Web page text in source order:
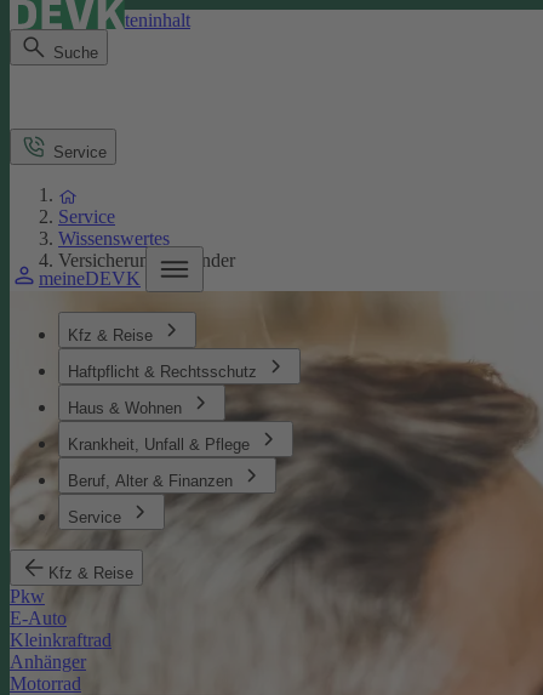
Direkt zum Seiteninhalt
Suche
meineDEVK
Kfz & Reise
Haftpflicht & Rechtsschutz
Haus & Wohnen
Krankheit, Unfall & Pflege
Beruf, Alter & Finanzen
Service
Kfz & Reise
Pkw
E-Auto
Kleinkraftrad
Anhänger
Motorrad
Service
Service
Wissenswertes
Versicherungen Kinder